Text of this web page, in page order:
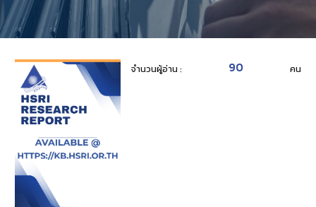
จำนวนผู้อ่าน : 90 คน